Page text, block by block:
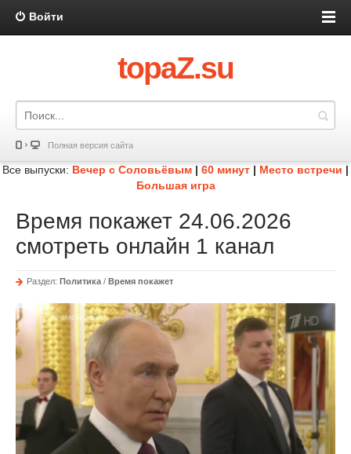
Войти
topaZ.su
Полная версия сайта
Все выпуски: Вечер с Соловьёвым | 60 минут | Место встречи |
Большая игра
Время покажет 24.06.2026
смотреть онлайн 1 канал
Раздел: Политика / Время покажет